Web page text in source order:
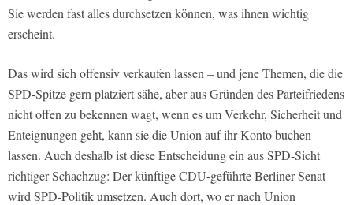
Sie werden fast alles durchsetzen können, was ihnen wichtig
erscheint.
Das wird sich offensiv verkaufen lassen – und jene Themen, die die
SPD-Spitze gern platziert sähe, aber aus Gründen des Parteifriedens
nicht offen zu bekennen wagt, wenn es um Verkehr, Sicherheit und
Enteignungen geht, kann sie die Union auf ihr Konto buchen
lassen. Auch deshalb ist diese Entscheidung ein aus SPD-Sicht
richtiger Schachzug: Der künftige CDU-geführte Berliner Senat
wird SPD-Politik umsetzen. Auch dort, wo er nach Union